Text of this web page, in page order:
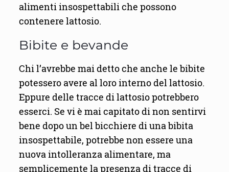
alimenti insospettabili che possono
contenere lattosio.
Bibite e bevande
Chi l’avrebbe mai detto che anche le bibite
potessero avere al loro interno del lattosio.
Eppure delle tracce di lattosio potrebbero
esserci. Se vi è mai capitato di non sentirvi
bene dopo un bel bicchiere di una bibita
insospettabile, potrebbe non essere una
nuova intolleranza alimentare, ma
semplicemente la presenza di tracce di